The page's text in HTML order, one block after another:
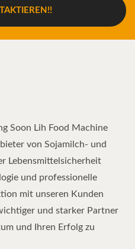
Soon Lih Food Machine
von Sojamilch- und
Lebensmittelsicherheit
und professionelle
mit unseren Kunden
und starker Partner
und Ihren Erfolg zu